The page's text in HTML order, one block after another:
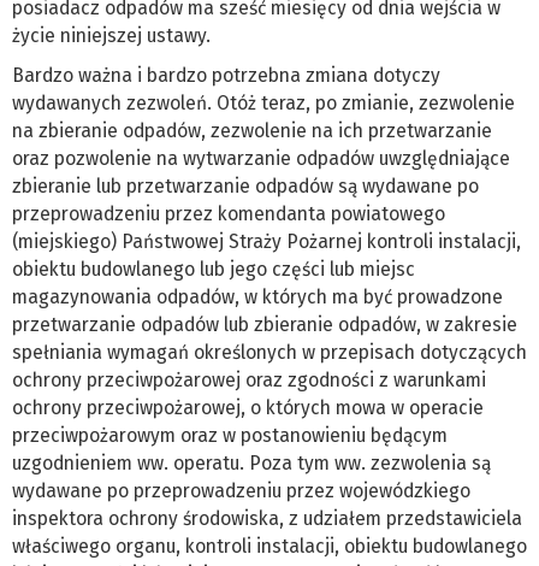
posiadacz odpadów ma sześć miesięcy od dnia wejścia w
życie niniejszej ustawy.
Bardzo ważna i bardzo potrzebna zmiana dotyczy
wydawanych zezwoleń. Otóż teraz, po zmianie, zezwolenie
na zbieranie odpadów, zezwolenie na ich przetwarzanie
oraz pozwolenie na wytwarzanie odpadów uwzględniające
zbieranie lub przetwarzanie odpadów są wydawane po
przeprowadzeniu przez komendanta powiatowego
(miejskiego) Państwowej Straży Pożarnej kontroli instalacji,
obiektu budowlanego lub jego części lub miejsc
magazynowania odpadów, w których ma być prowadzone
przetwarzanie odpadów lub zbieranie odpadów, w zakresie
spełniania wymagań określonych w przepisach dotyczących
ochrony przeciwpożarowej oraz zgodności z warunkami
ochrony przeciwpożarowej, o których mowa w operacie
przeciwpożarowym oraz w postanowieniu będącym
uzgodnieniem ww. operatu. Poza tym ww. zezwolenia są
wydawane po przeprowadzeniu przez wojewódzkiego
inspektora ochrony środowiska, z udziałem przedstawiciela
właściwego organu, kontroli instalacji, obiektu budowlanego